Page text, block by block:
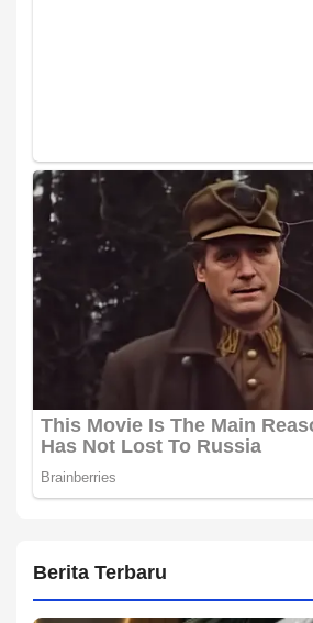
Berita Terbaru